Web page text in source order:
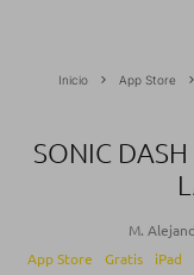
Inicio App Store
SONIC
M.
App Store
Gratis iPad